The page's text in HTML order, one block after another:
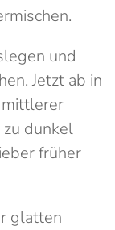
und
Jetzt ab in
mittlerer
zu dunkel
früher
glatten